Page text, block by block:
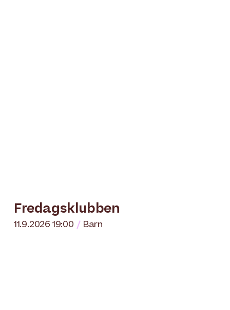
Fredagsklubben
11.9.2026 19:00 Barn